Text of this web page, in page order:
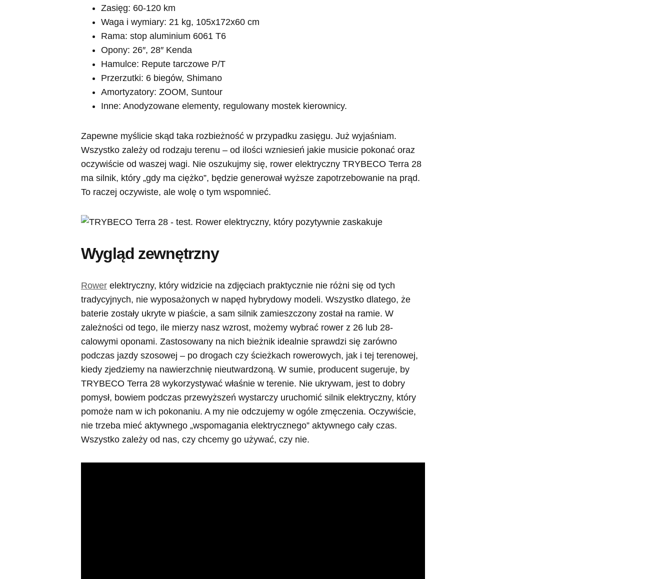
Zasięg: 60-120 km
Waga i wymiary: 21 kg, 105x172x60 cm
Rama: stop aluminium 6061 T6
Opony: 26″, 28″ Kenda
Hamulce: Repute tarczowe P/T
Przerzutki: 6 biegów, Shimano
Amortyzatory: ZOOM, Suntour
Inne: Anodyzowane elementy, regulowany mostek kierownicy.
Zapewne myślicie skąd taka rozbieżność w przypadku zasięgu. Już wyjaśniam.
Wszystko zależy od rodzaju terenu – od ilości wzniesień jakie musicie pokonać oraz
oczywiście od waszej wagi. Nie oszukujmy się, rower elektryczny TRYBECO Terra 28
ma silnik, który „gdy ma ciężko”, będzie generował wyższe zapotrzebowanie na prąd.
To raczej oczywiste, ale wolę o tym wspomnieć.
Wygląd zewnętrzny
Rower elektryczny, który widzicie na zdjęciach praktycznie nie różni się od tych
tradycyjnych, nie wyposażonych w napęd hybrydowy modeli. Wszystko dlatego, że
baterie zostały ukryte w piaście, a sam silnik zamieszczony został na ramie. W
zależności od tego, ile mierzy nasz wzrost, możemy wybrać rower z 26 lub 28-
calowymi oponami. Zastosowany na nich bieżnik idealnie sprawdzi się zarówno
podczas jazdy szosowej – po drogach czy ścieżkach rowerowych, jak i tej terenowej,
kiedy zjedziemy na nawierzchnię nieutwardzoną. W sumie, producent sugeruje, by
TRYBECO Terra 28 wykorzystywać właśnie w terenie. Nie ukrywam, jest to dobry
pomysł, bowiem podczas przewyższeń wystarczy uruchomić silnik elektryczny, który
pomoże nam w ich pokonaniu. A my nie odczujemy w ogóle zmęczenia. Oczywiście,
nie trzeba mieć aktywnego „wspomagania elektrycznego” aktywnego cały czas.
Wszystko zależy od nas, czy chcemy go używać, czy nie.